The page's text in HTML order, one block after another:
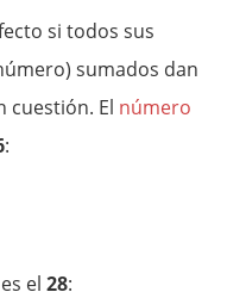
si todos sus
sumados dan
cuestión. El número
:
el28: